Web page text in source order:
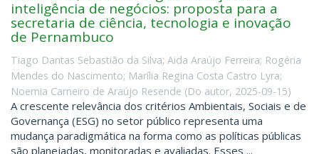
inteligência de negócios: proposta para a
secretaria de ciência, tecnologia e inovação
de Pernambuco
Tiago Dantas Sebastião da Silva; Aida Araújo Ferreira; Rogéria
Mendes do Nascimento; Marília Regina Costa Castro Lyra;
Noemia Carneiro de Araújo Resende (Do autor, 2025-09-15)
A crescente relevância dos critérios Ambientais, Sociais e de
Governança (ESG) no setor público representa uma
mudança paradigmática na forma como as políticas públicas
são planejadas, monitoradas e avaliadas. Esses ...